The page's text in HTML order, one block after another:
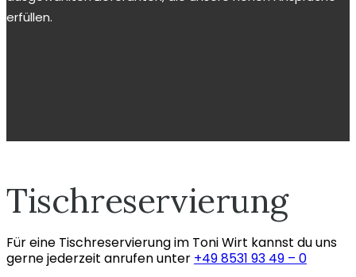
erfüllen.
Tischreservierung
Für eine Tischreservierung im Toni Wirt kannst du uns
gerne jederzeit anrufen unter +49 8531 93 49 – 0